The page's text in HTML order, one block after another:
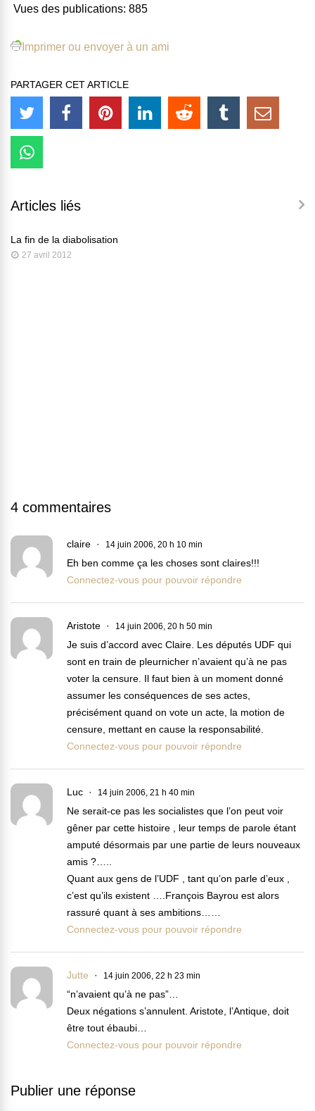
Vues des publications: 885
Imprimer ou envoyer à un ami
PARTAGER CET ARTICLE
Articles liés
La fin de la diabolisation
27 avril 2012
4 commentaires
claire 14 juin 2006, 20 h 10 min
Eh ben comme ça les choses sont claires!!!
Connectez-vous pour pouvoir répondre
Aristote 14 juin 2006, 20 h 50 min
Je suis d’accord avec Claire. Les députés UDF qui
sont en train de pleurnicher n’avaient qu’à ne pas
voter la censure. Il faut bien à un moment donné
assumer les conséquences de ses actes,
précisément quand on vote un acte, la motion de
censure, mettant en cause la responsabilité.
Connectez-vous pour pouvoir répondre
Luc 14 juin 2006, 21 h 40 min
Ne serait-ce pas les socialistes que l’on peut voir
gêner par cette histoire , leur temps de parole étant
amputé désormais par une partie de leurs nouveaux
amis ?…..
Quant aux gens de l’UDF , tant qu’on parle d’eux ,
c’est qu’ils existent ….François Bayrou est alors
rassuré quant à ses ambitions……
Connectez-vous pour pouvoir répondre
Jutte 14 juin 2006, 22 h 23 min
“n’avaient qu’à ne pas”…
Deux négations s’annulent. Aristote, l’Antique, doit
être tout ébaubi…
Connectez-vous pour pouvoir répondre
Publier une réponse